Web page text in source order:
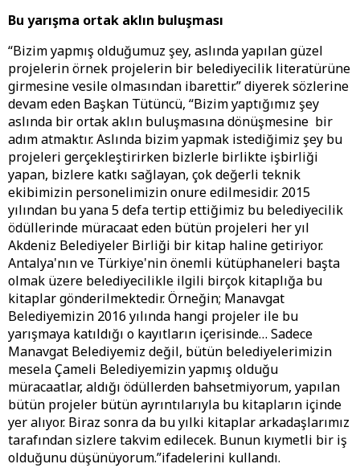
Bu yarışma ortak aklın buluşması
“Bizim yapmış olduğumuz şey, aslında yapılan güzel
projelerin örnek projelerin bir belediyecilik literatürüne
girmesine vesile olmasından ibarettir.” diyerek sözlerine
devam eden Başkan Tütüncü, “Bizim yaptığımız şey
aslında bir ortak aklın buluşmasına dönüşmesine bir
adım atmaktır. Aslında bizim yapmak istediğimiz şey bu
projeleri gerçekleştirirken bizlerle birlikte işbirliği
yapan, bizlere katkı sağlayan, çok değerli teknik
ekibimizin personelimizin onure edilmesidir. 2015
yılından bu yana 5 defa tertip ettiğimiz bu belediyecilik
ödüllerinde müracaat eden bütün projeleri her yıl
Akdeniz Belediyeler Birliği bir kitap haline getiriyor.
Antalya'nın ve Türkiye'nin önemli kütüphaneleri başta
olmak üzere belediyecilikle ilgili birçok kitaplığa bu
kitaplar gönderilmektedir. Örneğin; Manavgat
Belediyemizin 2016 yılında hangi projeler ile bu
yarışmaya katıldığı o kayıtların içerisinde… Sadece
Manavgat Belediyemiz değil, bütün belediyelerimizin
mesela Çameli Belediyemizin yapmış olduğu
müracaatlar, aldığı ödüllerden bahsetmiyorum, yapılan
bütün projeler bütün ayrıntılarıyla bu kitapların içinde
yer alıyor. Biraz sonra da bu yılki kitaplar arkadaşlarımız
tarafından sizlere takvim edilecek. Bunun kıymetli bir iş
olduğunu düşünüyorum.”ifadelerini kullandı.